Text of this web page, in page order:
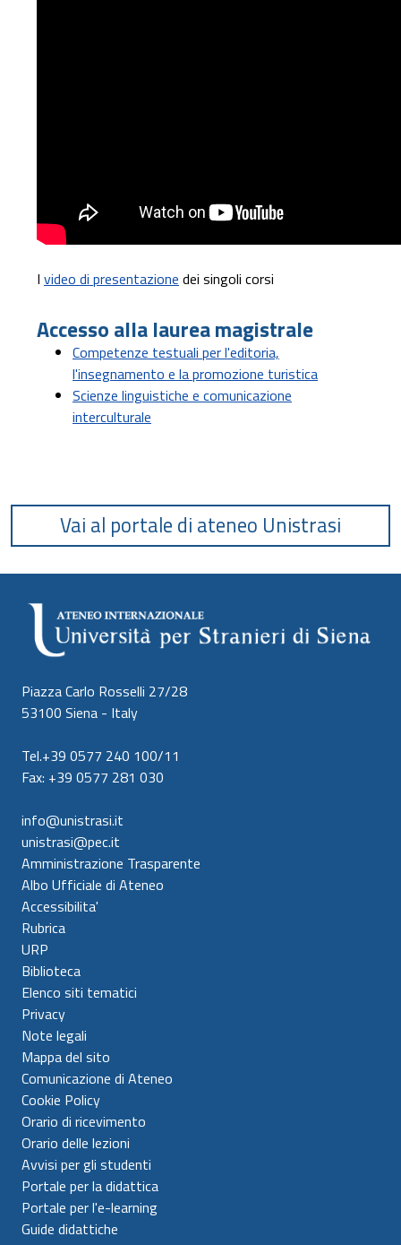
I video di presentazione dei singoli corsi
Accesso alla laurea magistrale
Competenze testuali per l'editoria,
l'insegnamento e la promozione turistica
Scienze linguistiche e comunicazione
interculturale
Vai al portale di ateneo Unistrasi
Piazza Carlo Rosselli 27/28
53100 Siena - Italy
Tel.+39 0577 240 100/11
Fax: +39 0577 281 030
info@unistrasi.it
unistrasi@pec.it
Amministrazione Trasparente
Albo Ufficiale di Ateneo
Accessibilita'
Rubrica
URP
Biblioteca
Elenco siti tematici
Privacy
Note legali
Mappa del sito
Comunicazione di Ateneo
Cookie Policy
Orario di ricevimento
Orario delle lezioni
Avvisi per gli studenti
Portale per la didattica
Portale per l'e-learning
Guide didattiche